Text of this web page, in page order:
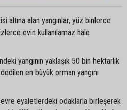
altına alan yangınlar, yüz binlerce
evin kullanılamaz hale
yangının yaklaşık 50 bin hektarlık
en büyük orman yangını
eyaletlerdeki odaklarla birleşerek